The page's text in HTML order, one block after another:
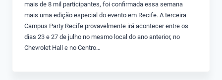
mais de 8 mil participantes, foi confirmada essa semana
mais uma edição especial do evento em Recife. A terceira
Campus Party Recife provavelmente irá acontecer entre os
dias 23 e 27 de julho no mesmo local do ano anterior, no
Chevrolet Hall e no Centro…